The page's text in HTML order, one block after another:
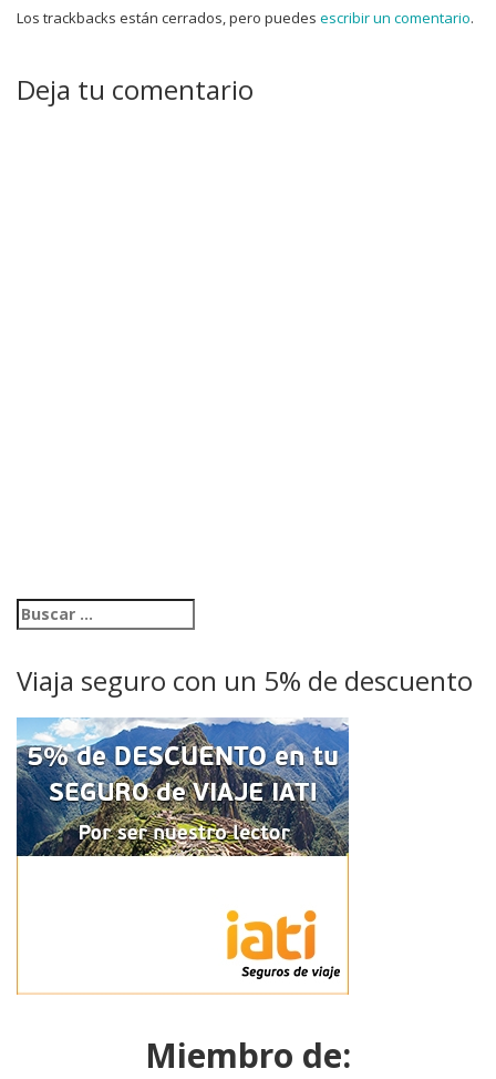
Los trackbacks están cerrados, pero puedes escribir un comentario.
Deja tu comentario
Viaja seguro con un 5% de descuento
Miembro de: